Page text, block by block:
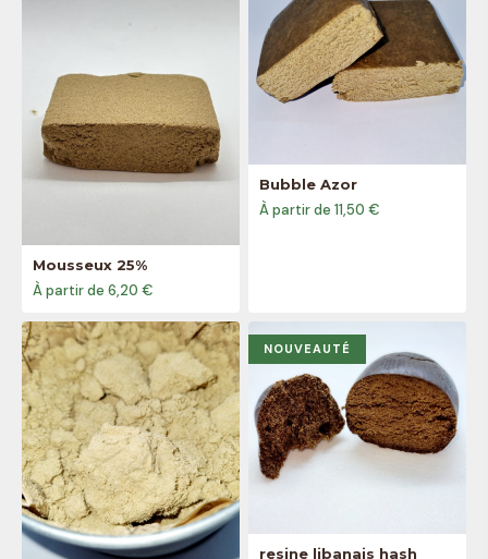
Mousseux 25%
À partir de 6,20 €
Bubble Azor
À partir de 11,50 €
NOUVEAUTÉ
resine libanais hash